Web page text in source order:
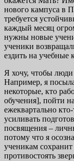
нового кампуса в
требуется
каждый месяц
нужны новые
ученики
ездить на учебные
Я хочу, чтобы люди
Например, я
некоторые, кто
обучения], пойти
ежеквартально
усиливать
посвящения –
потому что я
ученикам
противостоять